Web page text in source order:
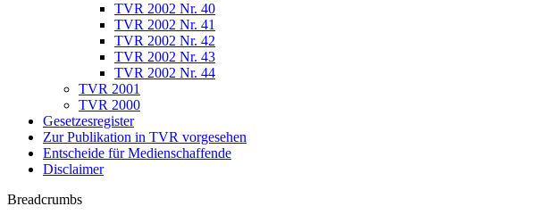
TVR 2002 Nr. 40
TVR 2002 Nr. 41
TVR 2002 Nr. 42
TVR 2002 Nr. 43
TVR 2002 Nr. 44
TVR 2001
TVR 2000
Gesetzesregister
Zur Publikation in TVR vorgesehen
Entscheide für Medienschaffende
Disclaimer
Breadcrumbs